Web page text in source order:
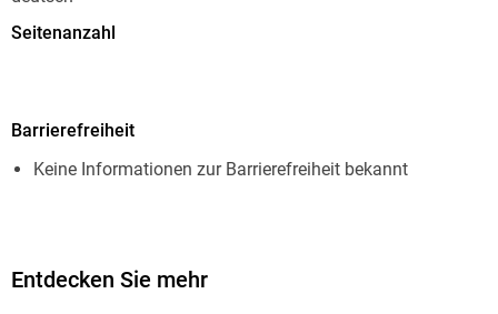
Seitenanzahl
1,03 MB
Reihe
Marianne Sydow
Barrierefreiheit
Keine Informationen zur Barrierefreiheit bekannt
Entdecken Sie mehr